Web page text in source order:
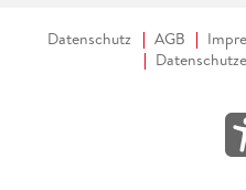
Datenschutz AGB